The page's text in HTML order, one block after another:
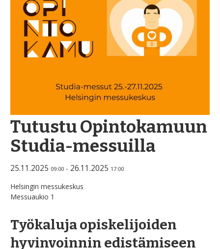
Tutustu Opintokamuun
Studia-messuilla
25.11.2025 09:00 - 26.11.2025 17:00
Helsingin messukeskus
Messuaukio 1
Työkaluja opiskelijoiden
hyvinvoinnin edistämiseen